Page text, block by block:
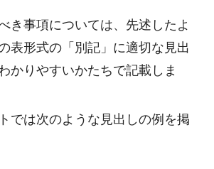
き事項については、先述したよ
表形式の「別記」に適切な見出
かりやすいかたちで記載しま
では次のような見出しの例を掲